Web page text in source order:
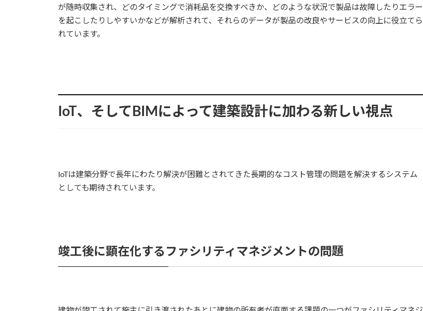
が随時収集され、どのタイミングで消耗品を交換すべきか、どのような状況で製品は故障したりエラー
を起こしたりしやすいかなどが解析されて、それらのデータが製品の改良やサービスの向上に役立てら
れています。
IoT、そしてBIMによって建築設計に加わる新しい視点
IoTは建築分野で長年にわたり解決が困難とされてきた長期的なコスト管理の問題を解決するシステム
としても期待されています。
竣工後に顕在化するファシリティマネジメントの問題